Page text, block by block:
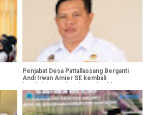
Penjabat Desa Pattallassang Berganti
Andi Irwan Amier SE kembali
beraktivitas sebagai Kepala Bidang,
Begini Ungkapannya